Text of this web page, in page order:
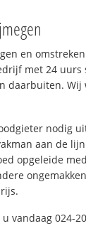
en
met 24
daarbuiten.
nodig
aan de
opgeleide
vandaag 024-